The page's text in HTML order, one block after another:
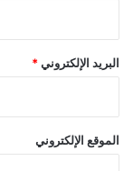
البريد الإلكتروني *
الموقع الإلكتروني